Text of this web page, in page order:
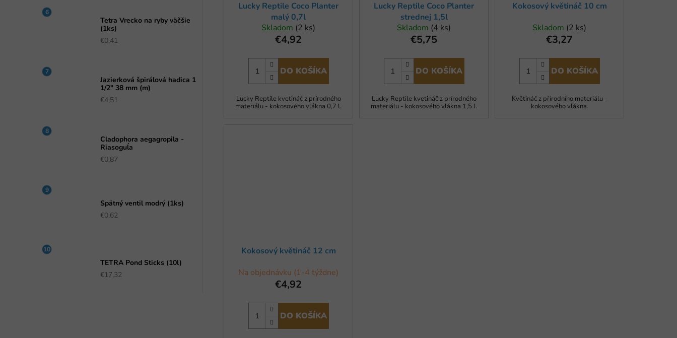
Tetra Vrecko na ryby väčšie
(1ks)
€0,41
Jazierková špirálová hadica 1
1/2" 38 mm (m)
€4,51
Cladophora aegagropila -
Riasoguĺa
€0,87
Spätný ventil modrý (1ks)
€0,62
TETRA Pond Sticks (10l)
€17,32
Lucky Reptile Coco Planter
malý 0,7l
Skladom (2 ks)
€4,92
DO KOŠÍKA
Lucky Reptile kvetináč z prírodného
materiálu - kokosového vlákna 0,7 l.
Lucky Reptile Coco Planter
strednej 1,5l
Skladom (4 ks)
€5,75
DO KOŠÍKA
Lucky Reptile kvetináč z prírodného
materiálu - kokosového vlákna 1,5 l.
Kokosový květináč 10 cm
Skladom (2 ks)
€3,27
DO KOŠÍKA
Květináč z přírodního materiálu -
kokosového vlákna.
Kokosový květináč 12 cm
Na objednávku (1-4 týždne)
€4,92
DO KOŠÍKA